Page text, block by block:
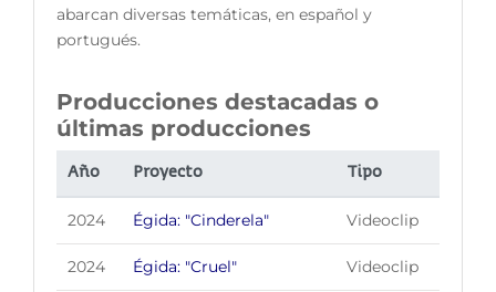
abarcan diversas temáticas, en español y
portugués.
Producciones destacadas o
últimas producciones
Año Proyecto Tipo
2024 Égida: "Cinderela" Videoclip
2024 Égida: "Cruel" Videoclip